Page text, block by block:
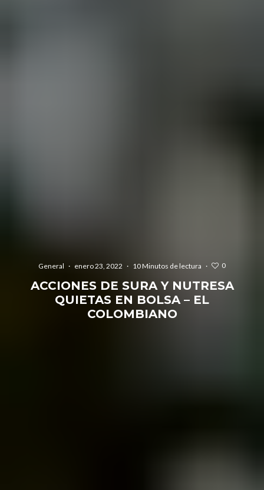
General · enero 23, 2022 · 10 Minutos de lectura · 0
ACCIONES DE SURA Y NUTRESA
QUIETAS EN BOLSA – EL
COLOMBIANO